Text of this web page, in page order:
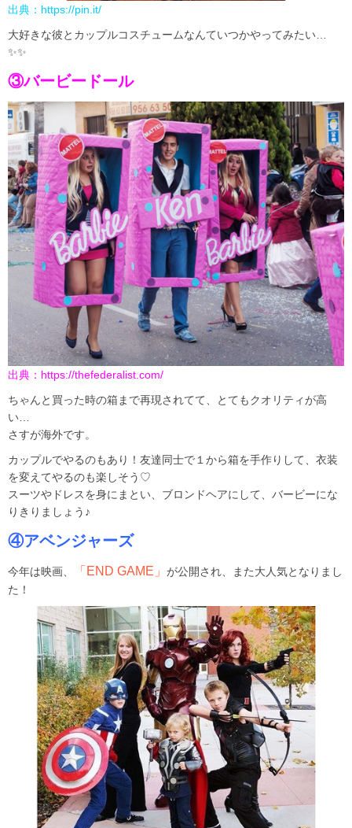
出典： https://pin.it/
大好きな彼とカップルコスチュームなんていつかやってみたい…
✨✨
③バービードール
出典： https://thefederalist.com/
ちゃんと買った時の箱まで再現されてて、とてもクオリティが高
い…
さすが海外です。
カップルでやるのもあり！友達同士で１から箱を手作りして、衣装
を変えてやるのも楽しそう♡
スーツやドレスを身にまとい、ブロンドヘアにして、バービーにな
りきりましょう♪
④アベンジャーズ
今年は映画、 「END GAME」 が公開され、また大人気となりまし
た！